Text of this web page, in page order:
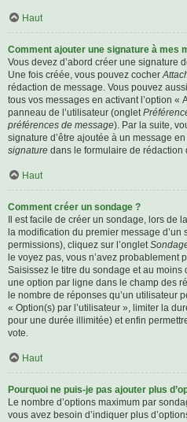
Haut
Comment ajouter une signature à mes
Vous devez d’abord créer une signature
Une fois créée, vous pouvez cocher
rédaction de message. Vous pouvez
tous vos messages en activant l’option «
panneau de l’utilisateur (onglet
préférences de message). Par la suite,
signature d’être ajoutée à un message
signature dans le formulaire de rédaction
Haut
Comment créer un sondage ?
Il est facile de créer un sondage, lors de
la modification du premier message d’un
permissions), cliquez sur l’onglet
le voyez pas, vous n’avez probablement
Saisissez le titre du sondage et au
une option par ligne dans le champ des
le nombre de réponses qu’un utilisateur
« Option(s) par l’utilisateur », limiter la
pour une durée illimitée) et enfin
vote.
Haut
Pourquoi ne puis-je pas ajouter plus
Le nombre d’options maximum par
vous avez besoin d’indiquer plus